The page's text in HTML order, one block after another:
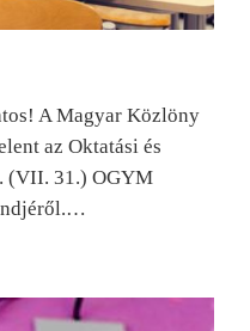
A Magyar Közlöny
az Oktatási és
(VII. 31.) OGYM